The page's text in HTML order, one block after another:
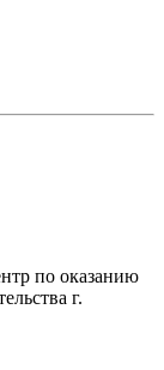
по оказанию
г.